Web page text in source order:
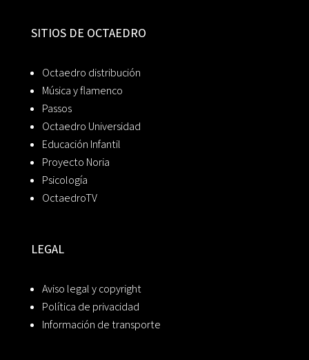
SITIOS DE OCTAEDRO
Octaedro distribución
Música y flamenco
Passos
Octaedro Universidad
Educación Infantil
Proyecto Noria
Psicología
OctaedroTV
LEGAL
Aviso legal y copyright
Política de privacidad
Información de transporte